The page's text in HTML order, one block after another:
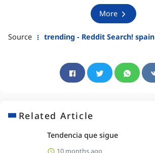
More
Source trending - Reddit Search! spain
Related Article
Tendencia que sigue
10 months ago